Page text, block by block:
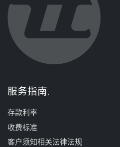
服务指南
存款利率
收费标准
客户须知相关法律法规